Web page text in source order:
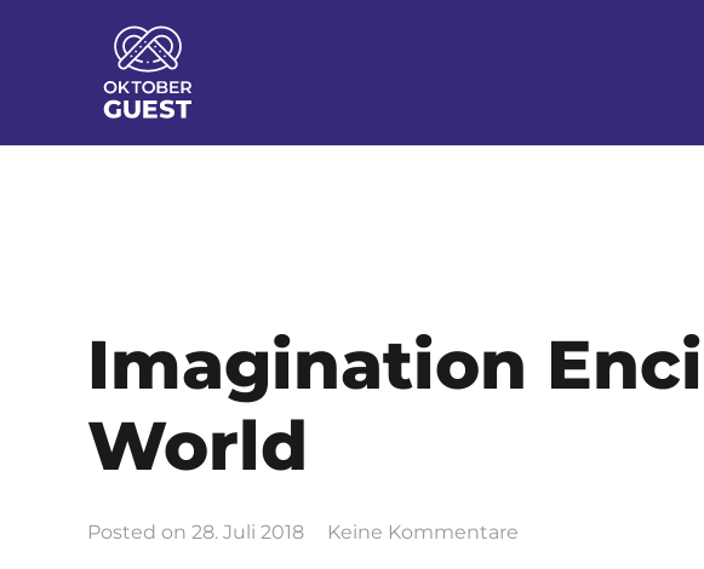
Imagination
World
Posted on 28. Juli 2018 Keine Kommentare